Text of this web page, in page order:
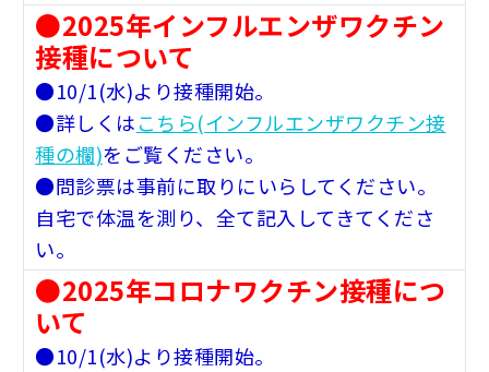
●2025年インフルエンザワクチン
接種について
●10/1(水)より接種開始。
●詳しくはこちら(インフルエンザワクチン接
種の欄)をご覧ください。
●問診票は事前に取りにいらしてください。
自宅で体温を測り、全て記入してきてくださ
い。
●2025年コロナワクチン接種につ
いて
●10/1(水)より接種開始。